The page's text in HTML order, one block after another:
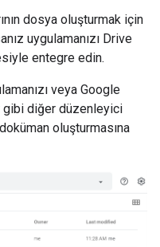
dosya oluşturmak için
uygulamanızı Drive
entegre edin.
veya Google
gibi diğer düzenleyici
oluşturmasına